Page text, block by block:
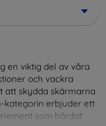
en viktig del av våra
och vackra
att skydda skärmarna
kategorin erbjuder ett
som härdat